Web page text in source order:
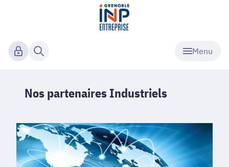
Menu
Nos partenaires Industriels